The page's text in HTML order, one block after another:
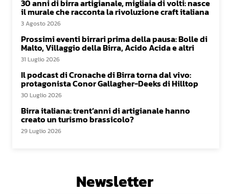
30 anni di birra artigianale, migliaia di volti: nasce
il murale che racconta la rivoluzione craft italiana
3 Agosto 2026
Prossimi eventi birrari prima della pausa: Bolle di
Malto, Villaggio della Birra, Acido Acida e altri
31 Luglio 2026
Il podcast di Cronache di Birra torna dal vivo:
protagonista Conor Gallagher-Deeks di Hilltop
30 Luglio 2026
Birra italiana: trent’anni di artigianale hanno
creato un turismo brassicolo?
29 Luglio 2026
Newsletter